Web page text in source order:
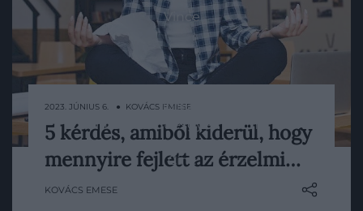
Szeretnél jó tanácsokat adni, akár
magadnak is? Kérdezz!
2023. JÚNIUS 6. ● KOVÁCS EMESE
5 kérdés, amiből kiderül, hogy
mennyire fejlett az érzelmi…
KOVÁCS EMESE
Vince
KAPCSOLAT
Email:
info@hamuesgyemant.hu
Cím: